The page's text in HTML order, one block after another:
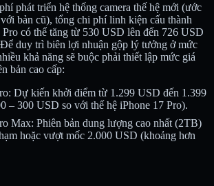
phát triển hệ thống camera thế hệ mới (ước
bản cũ), tổng chi phí linh kiện cấu thành
có thể tăng từ 530 USD lên đến 726 USD
duy trì biên lợi nhuận gộp lý tưởng ở mức
khả năng sẽ buộc phải thiết lập mức giá
bản cao cấp:
Dự kiến khởi điểm từ 1.299 USD đến 1.399
– 300 USD so với thế hệ iPhone 17 Pro).
Max: Phiên bản dung lượng cao nhất (2TB)
hoặc vượt mốc 2.000 USD (khoảng hơn